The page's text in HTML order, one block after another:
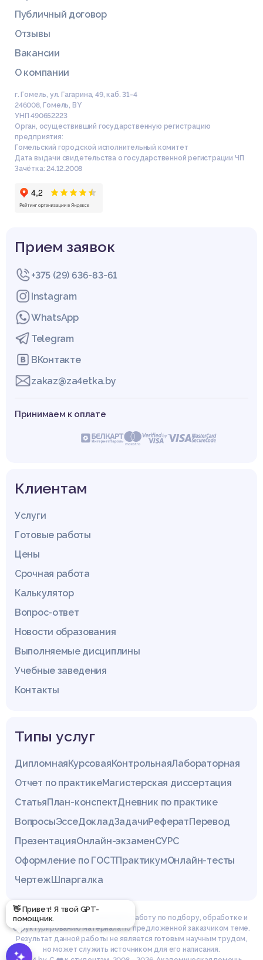
👋 Привет! Я твой GPT-
помощник.
Публичный договор
Отзывы
Вакансии
О компании
г. Гомель, ул. Гагарина, 49, каб. 31-4
246008, Гомель, BY
УНП 490652223
Орган, осуществивший государственную регистрацию
предприятия:
Гомельский городской исполнительный комитет
Дата выдачи свидетельства о государственной регистрации ЧП
Зачётка: 24.12.2008
Прием заявок
+375 (29) 636-83-61
Instagram
WhatsApp
Telegram
ВКонтакте
zakaz@za4etka.by
Принимаем к оплате
Клиентам
Услуги
Готовые работы
Цены
Срочная работа
Калькулятор
Вопрос-ответ
Новости образования
Выполняемые дисциплины
Учебные заведения
Контакты
Типы услуг
ДипломнаяКурсоваяКонтрольнаяЛабораторная
Отчет по практикеМагистерская диссертация
СтатьяПлан-конспектДневник по практике
ВопросыЭссеДокладЗадачиРефератПеревод
ПрезентацияОнлайн-экзаменСУРС
Оформление по ГОСТПрактикумОнлайн-тесты
ЧертежШпаргалка
Эксперты сайта z4.by проводят работу по подбору, обработке и
структурированию материала по предложенной заказчиком теме.
Результат данной работы не является готовым научным трудом,
но может служить источником для его написания.